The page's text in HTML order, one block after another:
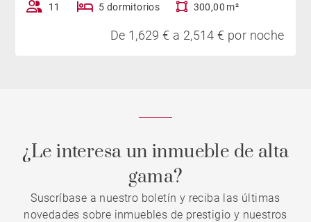
11 5 dormitorios 300,00 m²
De 1,629 € a 2,514 € por noche
¿Le interesa un inmueble de alta
gama?
Suscríbase a nuestro boletín y reciba las últimas
novedades sobre inmuebles de prestigio y nuestros